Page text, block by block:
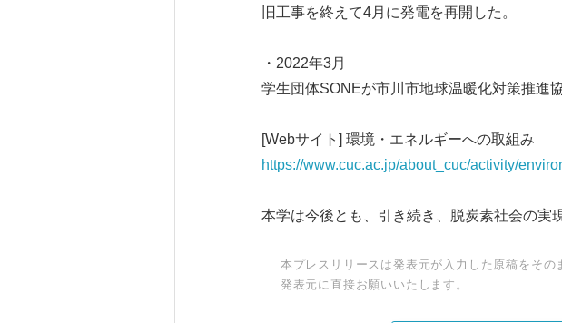
旧工事を終えて4月に発電を再開した。
・2022年3月
学生団体SONEが市川市地球温暖化対策推進
[Webサイト] 環境・エネルギーへの取組み
https://www.cuc.ac.jp/about_cuc/activity/
本学は今後とも、引き続き、脱炭素社会の実
本プレスリリースは発表元が入力した原稿をそ
発表元に直接お願いいたします。